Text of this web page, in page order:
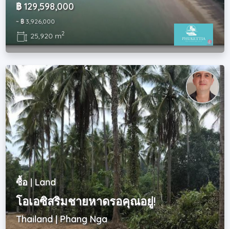
฿ 129,598,000
~ ฿ 3,926,000
25,920 m2
ซื้อ | Land
โอเอซิสริมชายหาดรอคุณอยู่!
Thailand | Phang Nga